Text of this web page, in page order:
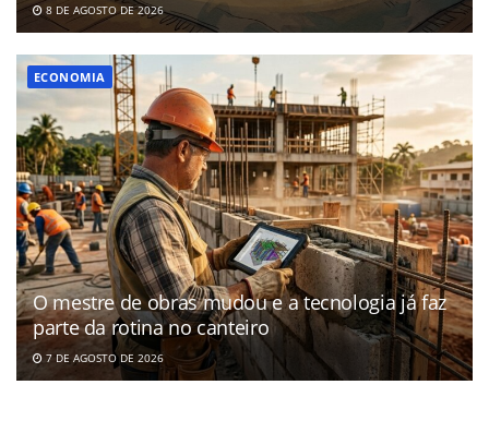
8 DE AGOSTO DE 2026
ECONOMIA
O mestre de obras mudou e a tecnologia já faz
parte da rotina no canteiro
7 DE AGOSTO DE 2026